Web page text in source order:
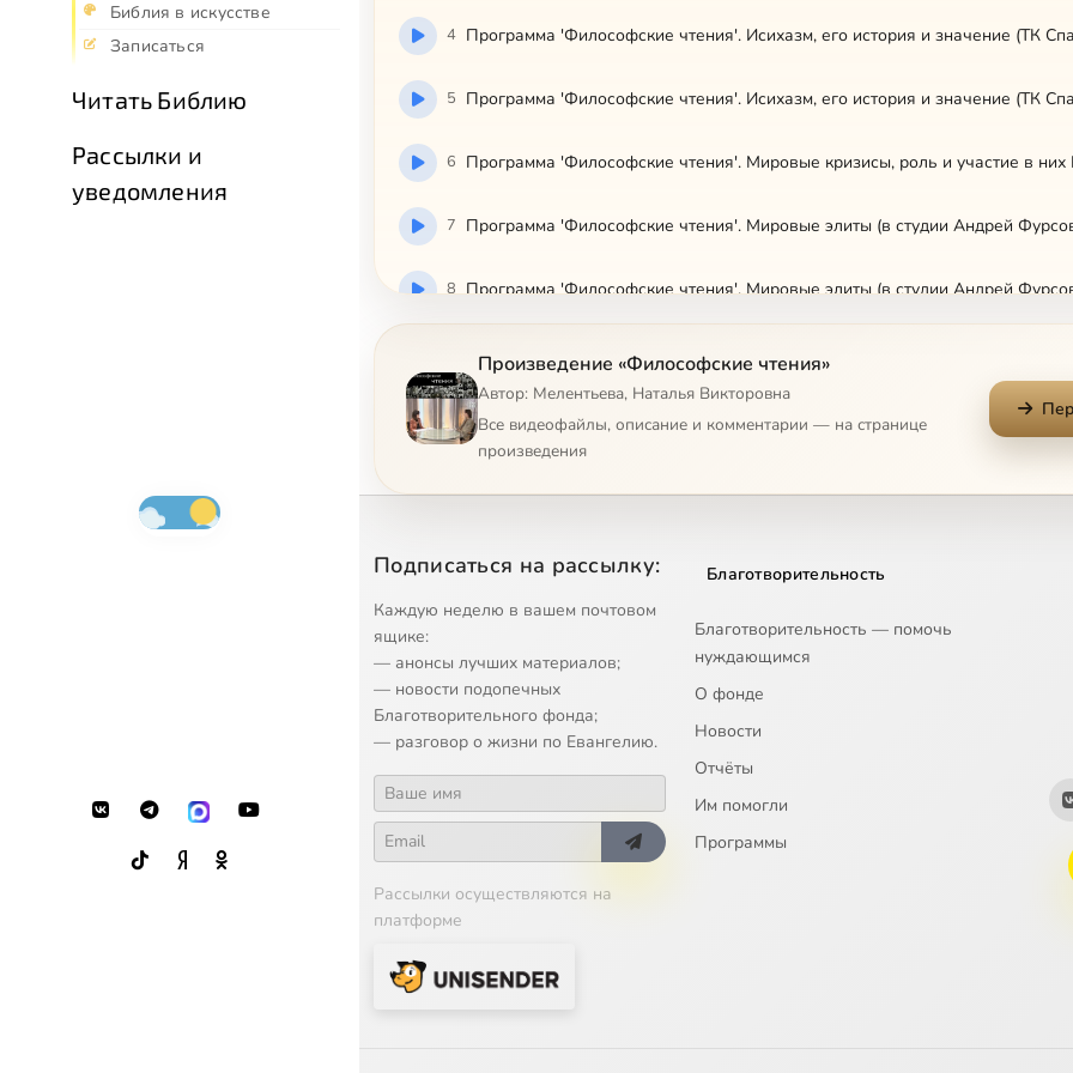
Библия в искусстве
Записаться
Читать Библию
Рассылки и
уведомления
4 Программа 'Философские чтения'. Исихазм, его история и значение (ТК
5 Программа 'Философские чтения'. Исихазм, его история и значение (ТК
6
7 Программа 'Философские чтения'. Мировые элиты (в студии Андрей
8 Программа 'Философские чтения'. Мировые элиты (в студии Андрей
10 Программа 'Философские чтения'. Рене Генон, путь к центру традиции (ТК
13 Программа 'Философские чтения'. Тайное учение Платона (ТК Спас 2011)
14 Программа 'Философские чтения'. Тайное учение Платона (ТК Спас 2012-
Произведение «Философские чтения»
Автор: Мелентьева, Наталья Викторовна
Все видеофайлы, описание и комментарии — на странице
произведения
Подписаться на рассылку:
Каждую неделю в вашем почтовом
ящике:
— анонсы лучших материалов;
— новости подопечных
Благотворительного фонда;
— разговор о жизни по Евангелию.
Рассылки осуществляются на
платформе
Благотворительность
Благотворительность — помочь
нуждающимся
О фонде
Новости
Отчёты
Им помогли
Программы